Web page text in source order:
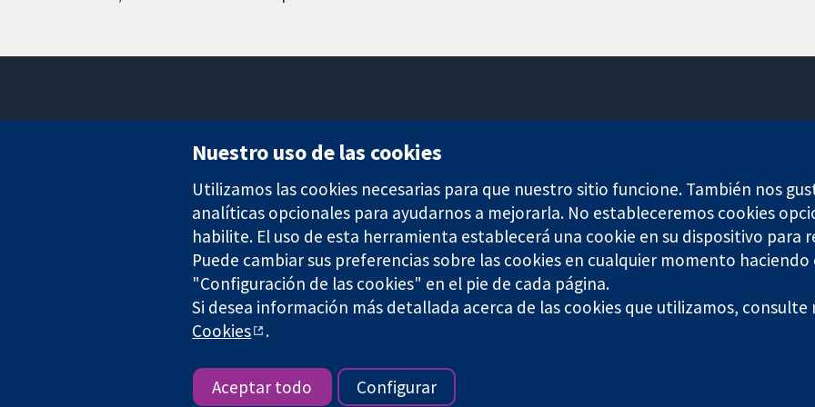
Londres
Reino Unido
The Cochrane Collaboration is a charity (no. 1045921) and a company limited by guarantee (no. 03044323) registered in England &
Copyright © 2026 The Cochrane Collaboration
Nuestro uso de las cookies
Utilizamos las cookies necesarias para que nuestro sitio funcione. También nos
analíticas opcionales para ayudarnos a mejorarla. No estableceremos cookies
habilite. El uso de esta herramienta establecerá una cookie en su dispositivo para
Puede cambiar sus preferencias sobre las cookies en cualquier momento haciendo
"Configuración de las cookies" en el pie de cada página.
Si desea información más detallada acerca de las cookies que utilizamos, consulte
Cookies
.
Aceptar todo Configurar